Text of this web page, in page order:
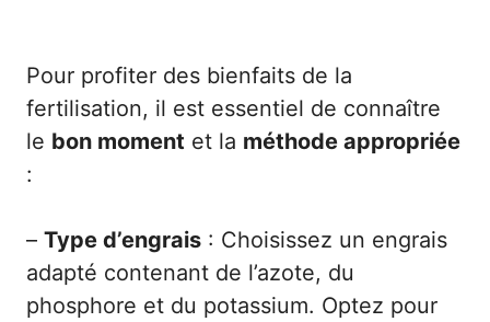
Pour profiter des bienfaits de la
fertilisation, il est essentiel de connaître
le bon moment et la méthode appropriée
:
– Type d’engrais : Choisissez un engrais
adapté contenant de l’azote, du
phosphore et du potassium. Optez pour